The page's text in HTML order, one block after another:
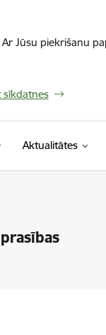
Jūsu piekrišanu
sīkdatnes
Aktualitātes